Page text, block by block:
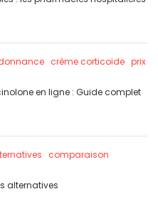
crème corticoïde prix
en ligne : Guide complet
comparaison
alternatives